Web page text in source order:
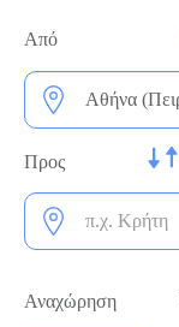
Από
Προς
Αναχώρηση